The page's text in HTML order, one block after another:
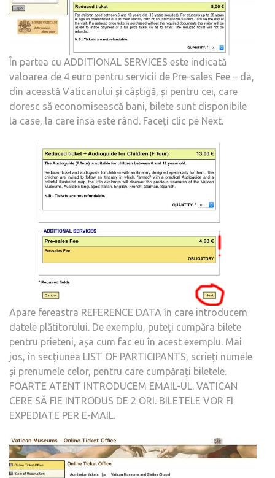
În partea cu ADDITIONAL SERVICES este indicată
valoarea de 4 euro pentru servicii de Pre-sales Fee – da,
din această Vaticanului și câștigă, și pentru cei, care
doresc să economisească bani, bilete sunt disponibile
la case, la care însă este rând. Faceți clic pe Next.
Apare fereastra REFERENCE DATA în care introducem
datele plătitorului. De exemplu, puteți cumpăra bilete
pentru prieteni, așa cum fac eu în acest exemplu. Mai
jos, în secțiunea LIST OF PARTICIPANTS, scrieți numele
și prenumele celor, pentru care cumpărați biletele.
FOARTE ATENT INTRODUCEM EMAIL-UL. VATICAN
CERE SĂ FIE INTRODUS DE 2 ORI. BILETELE VOR FI
EXPEDIATE PER E-MAIL.